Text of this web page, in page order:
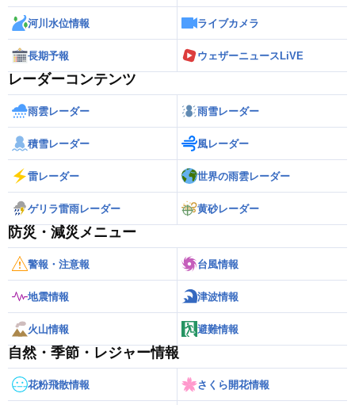
河川水位情報 ライブカメラ
長期予報 ウェザーニュースLiVE
レーダーコンテンツ
雨雲レーダー 雨雪レーダー
積雪レーダー 風レーダー
雷レーダー 世界の雨雲レーダー
ゲリラ雷雨レーダー 黄砂レーダー
防災・減災メニュー
警報・注意報 台風情報
地震情報 津波情報
火山情報 避難情報
自然・季節・レジャー情報
花粉飛散情報 さくら開花情報